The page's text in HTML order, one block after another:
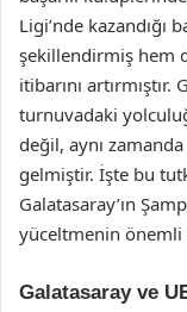
Ligi’nde kazandığı
şekillendirmiş hem
itibarını
turnuvadaki
değil, aynı
gelmiştir. İşte bu
Galatasaray’ın
yüceltmenin
Galatasaray ve